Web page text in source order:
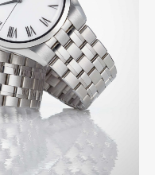
About
Pen tw